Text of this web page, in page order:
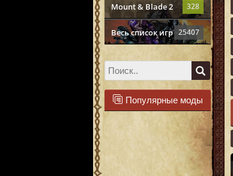
Mount & Blade 2 328
Весь список игр 25407
Популярные моды